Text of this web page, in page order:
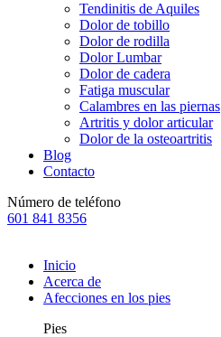
Tendinitis de Aquiles
Dolor de tobillo
Dolor de rodilla
Dolor Lumbar
Dolor de cadera
Fatiga muscular
Calambres en las piernas
Artritis y dolor articular
Dolor de la osteoartritis
Blog
Contacto
Número de teléfono
601 841 8356
Inicio
Acerca de
Afecciones en los pies
Pies